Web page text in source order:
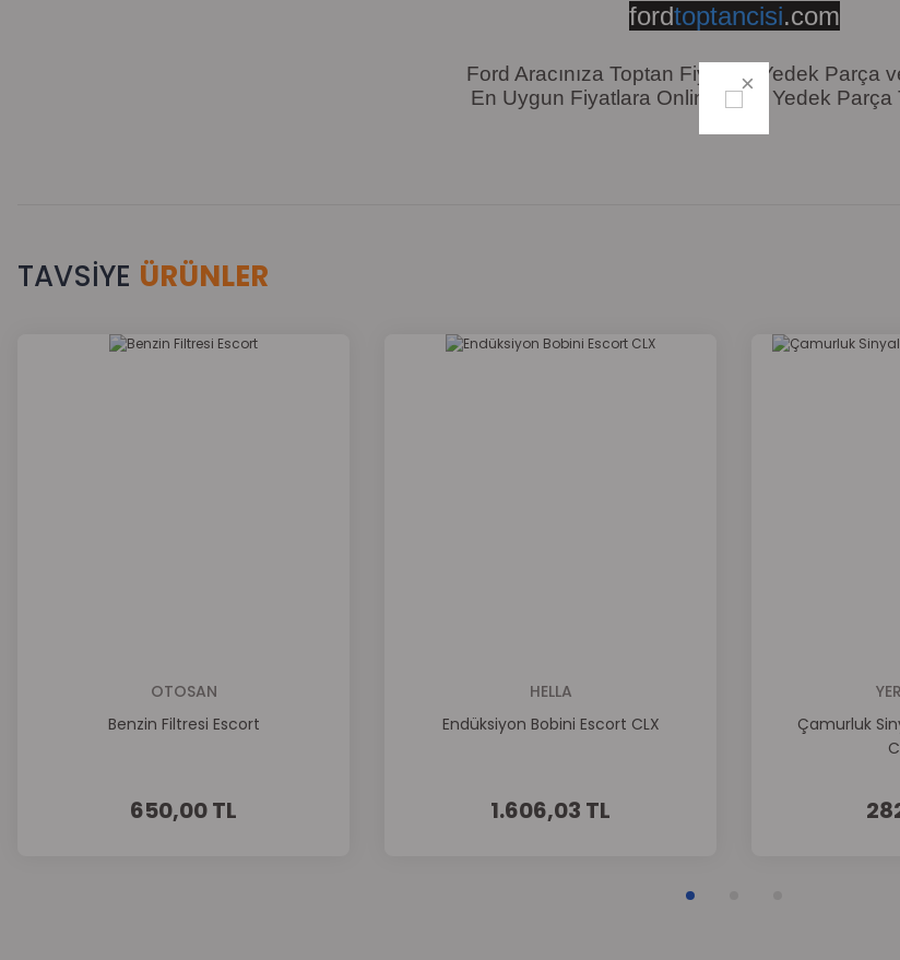
fordtoptancisi.com
Ford Aracınıza Toptan Fiyatına Yedek Parça
En Uygun Fiyatlara Online Ford Yedek Parça
Bu ürünün fiyat bilgisi, resim, ürün açıklamalarında ve diğer konularda yetersiz gördüğünüz noktaları öneri formunu
TAVSİYE ÜRÜNLER
OTOSAN
Benzin Filtresi Escort
650,00 TL
HELLA
Endüksiyon Bobini Escort CLX
1.606,03 TL
Çamurluk